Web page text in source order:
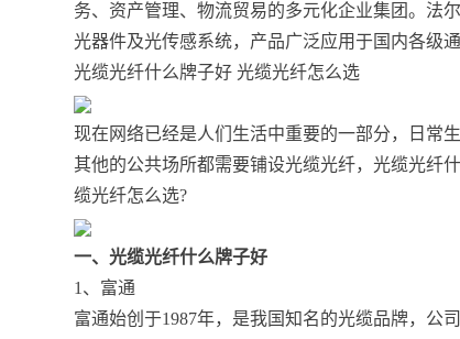
务、资产管理、物流贸易的多元化企业集团。法
光器件及光传感系统，产品广泛应用于国内各级
光缆光纤什么牌子好 光缆光纤怎么选
现在网络已经是人们生活中重要的一部分，日常
其他的公共场所都需要铺设光缆光纤，光缆光纤
缆光纤怎么选?
一、光缆光纤什么牌子好
1、富通
富通始创于1987年，是我国知名的光缆品牌，公